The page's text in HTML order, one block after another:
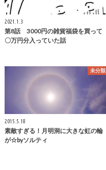
2021.1.3
第8話 3000円の雑貨福袋を買って
〇万円分入っていた話
未分類
2015.5.18
素敵すぎる！月明洞に大きな虹の輪
が☆byソルティ